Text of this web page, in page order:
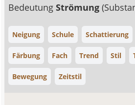
BedeutungStrömung
Neigung Schule Schattierung
Färbung Fach Trend Stil
Bewegung Zeitstil